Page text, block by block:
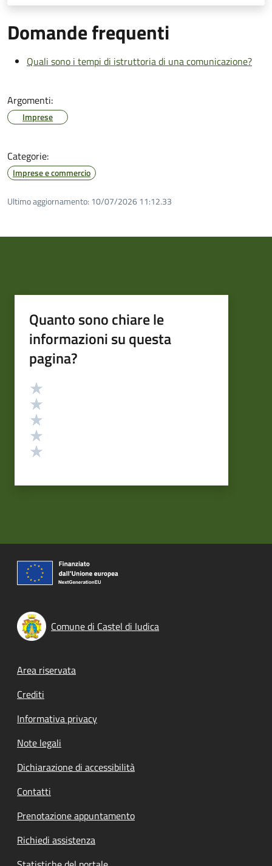
Domande frequenti
Quali sono i tempi di istruttoria di una comunicazione?
Argomenti:
Imprese
Categorie:
Imprese e commercio
Ultimo aggiornamento: 10/07/2026 11:12.33
Quanto sono chiare le
informazioni su questa
pagina?
Valutazione
Comune di Castel di Iudica
Footer menu
Area riservata
Crediti
Informativa privacy
Note legali
Dichiarazione di accessibilità
Contatti
Prenotazione appuntamento
Richiedi assistenza